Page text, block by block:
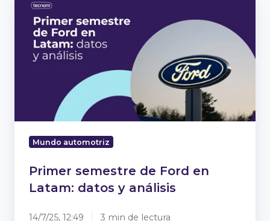
semestre
Ford
Latam:
Mundo automotriz
Primer semestre de Ford en
Latam: datos y análisis
14/7/25, 12:49 3 min de lectura